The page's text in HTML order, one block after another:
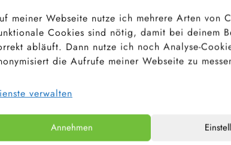
meiner Webseite nutze ich mehrere Arten von
Cookies sind nötig, damit bei deinem
abläuft. Dann nutze ich noch Analyse-
die Aufrufe meiner Webseite zu
verwalten
Annehmen